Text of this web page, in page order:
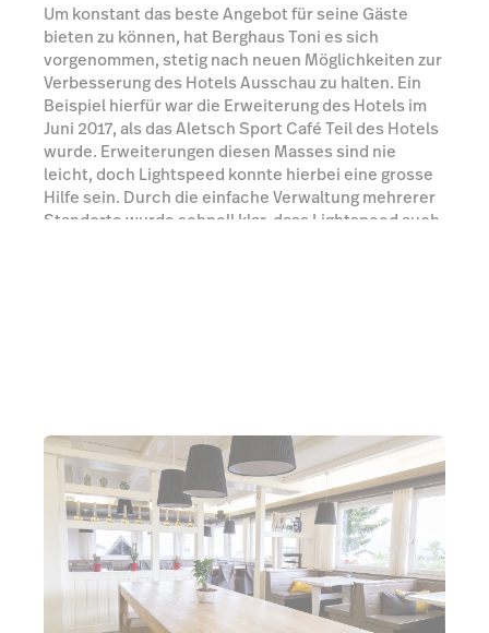
Um konstant das beste Angebot für seine Gäste
bieten zu können, hat Berghaus Toni es sich
vorgenommen, stetig nach neuen Möglichkeiten zur
Verbesserung des Hotels Ausschau zu halten. Ein
Beispiel hierfür war die Erweiterung des Hotels im
Juni 2017, als das Aletsch Sport Café Teil des Hotels
wurde. Erweiterungen diesen Masses sind nie
leicht, doch Lightspeed konnte hierbei eine grosse
Hilfe sein. Durch die einfache Verwaltung mehrerer
Standorte wurde schnell klar, dass Lightspeed auch